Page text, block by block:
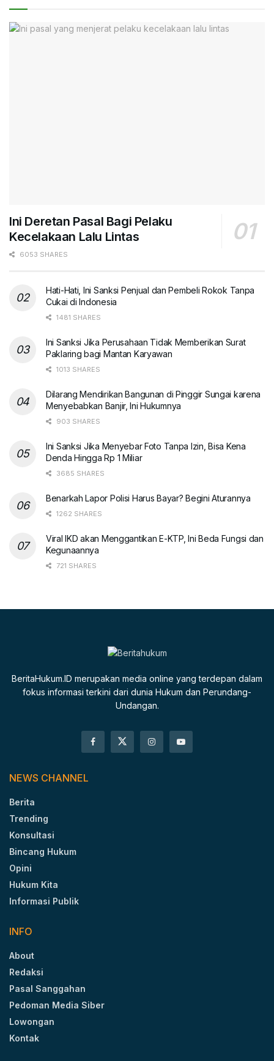
Ini Deretan Pasal Bagi Pelaku
Kecelakaan Lalu Lintas
6053 SHARES
Hati-Hati, Ini Sanksi Penjual dan Pembeli Rokok Tanpa
Cukai di Indonesia
1481 SHARES
Ini Sanksi Jika Perusahaan Tidak Memberikan Surat
Paklaring bagi Mantan Karyawan
1013 SHARES
Dilarang Mendirikan Bangunan di Pinggir Sungai karena
Menyebabkan Banjir, Ini Hukumnya
903 SHARES
Ini Sanksi Jika Menyebar Foto Tanpa Izin, Bisa Kena
Denda Hingga Rp 1 Miliar
3685 SHARES
Benarkah Lapor Polisi Harus Bayar? Begini Aturannya
1262 SHARES
Viral IKD akan Menggantikan E-KTP, Ini Beda Fungsi dan
Kegunaannya
721 SHARES
BeritaHukum.ID merupakan media online yang terdepan dalam
fokus informasi terkini dari dunia Hukum dan Perundang-
Undangan.
NEWS CHANNEL
Berita
Trending
Konsultasi
Bincang Hukum
Opini
Hukum Kita
Informasi Publik
INFO
About
Redaksi
Pasal Sanggahan
Pedoman Media Siber
Lowongan
Kontak